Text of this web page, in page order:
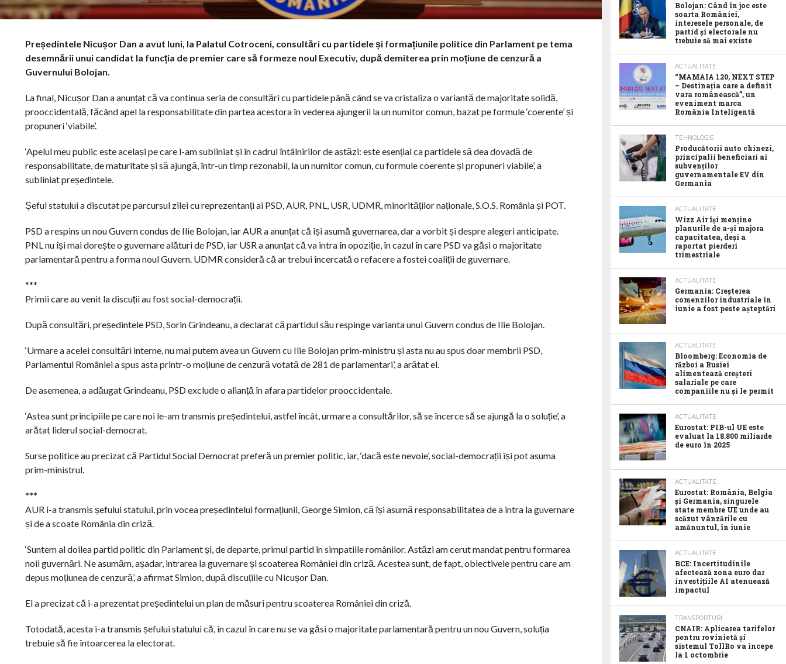
Președintele Nicușor Dan a avut luni, la Palatul Cotroceni, consultări cu partidele și formațiunile politice din Parlament pe tema
desemnării unui candidat la funcția de premier care să formeze noul Executiv, după demiterea prin moțiune de cenzură a
Guvernului Bolojan.
La final, Nicușor Dan a anunțat că va continua seria de consultări cu partidele până când se va cristaliza o variantă de majoritate solidă,
prooccidentală, făcând apel la responsabilitate din partea acestora în vederea ajungerii la un numitor comun, bazat pe formule ‘coerente’ și
propuneri ‘viabile’.
‘Apelul meu public este același pe care l-am subliniat și în cadrul întâlnirilor de astăzi: este esențial ca partidele să dea dovadă de
responsabilitate, de maturitate și să ajungă, într-un timp rezonabil, la un numitor comun, cu formule coerente și propuneri viabile’, a
subliniat președintele.
Șeful statului a discutat pe parcursul zilei cu reprezentanți ai PSD, AUR, PNL, USR, UDMR, minorităților naționale, S.O.S. România și POT.
PSD a respins un nou Guvern condus de Ilie Bolojan, iar AUR a anunțat că își asumă guvernarea, dar a vorbit și despre alegeri anticipate.
PNL nu își mai dorește o guvernare alături de PSD, iar USR a anunțat că va intra în opoziție, în cazul în care PSD va găsi o majoritate
parlamentară pentru a forma noul Guvern. UDMR consideră că ar trebui încercată o refacere a fostei coaliții de guvernare.
***
Primii care au venit la discuții au fost social-democrații.
După consultări, președintele PSD, Sorin Grindeanu, a declarat că partidul său respinge varianta unui Guvern condus de Ilie Bolojan.
‘Urmare a acelei consultări interne, nu mai putem avea un Guvern cu Ilie Bolojan prim-ministru și asta nu au spus doar membrii PSD,
Parlamentul României a spus asta printr-o moțiune de cenzură votată de 281 de parlamentari’, a arătat el.
De asemenea, a adăugat Grindeanu, PSD exclude o alianță în afara partidelor prooccidentale.
‘Astea sunt principiile pe care noi le-am transmis președintelui, astfel încât, urmare a consultărilor, să se încerce să se ajungă la o soluție’, a
arătat liderul social-democrat.
Surse politice au precizat că Partidul Social Democrat preferă un premier politic, iar, ‘dacă este nevoie’, social-democrații își pot asuma
prim-ministrul.
***
AUR i-a transmis șefului statului, prin vocea președintelui formațiunii, George Simion, că își asumă responsabilitatea de a intra la guvernare
și de a scoate România din criză.
‘Suntem al doilea partid politic din Parlament și, de departe, primul partid în simpatiile românilor. Astăzi am cerut mandat pentru formarea
noii guvernări. Ne asumăm, așadar, intrarea la guvernare și scoaterea României din criză. Acestea sunt, de fapt, obiectivele pentru care am
depus moțiunea de cenzură’, a afirmat Simion, după discuțiile cu Nicușor Dan.
El a precizat că i-a prezentat președintelui un plan de măsuri pentru scoaterea României din criză.
Totodată, acesta i-a transmis șefului statului că, în cazul în care nu se va găsi o majoritate parlamentară pentru un nou Guvern, soluția
trebuie să fie întoarcerea la electorat.
Bolojan: Când în joc este
soarta României,
interesele personale, de
partid și electorale nu
trebuie să mai existe
ACTUALITATE
“MAMAIA 120, NEXT STEP
– Destinația care a definit
vara românească”, un
eveniment marca
România Inteligentă
TEHNOLOGIE
Producătorii auto chinezi,
principalii beneficiari ai
subvenților
guvernamentale EV din
Germania
ACTUALITATE
Wizz Air își menține
planurile de a-și majora
capacitatea, deși a
raportat pierderi
trimestriale
ACTUALITATE
Germania: Creșterea
comenzilor industriale în
iunie a fost peste așteptări
ACTUALITATE
Bloomberg: Economia de
război a Rusiei
alimentează creșteri
salariale pe care
companiile nu și le permit
ACTUALITATE
Eurostat: PIB-ul UE este
evaluat la 18.800 miliarde
de euro în 2025
ACTUALITATE
Eurostat: România, Belgia
și Germania, singurele
state membre UE unde au
scăzut vânzările cu
amănuntul, în iunie
ACTUALITATE
BCE: Incertitudinile
afectează zona euro dar
investițiile AI atenuează
impactul
TRANSPORTURI
CNAIR: Aplicarea tarifelor
pentru rovinietă și
sistemul TollRo va începe
la 1 octombrie